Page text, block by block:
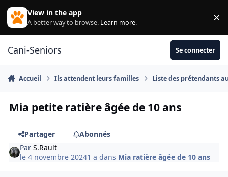
Aller au contenu
View in the app
A better way to browse. Learn more. ×
Cani-Seniors Se connecter
Accueil Ils attendent leurs familles Liste des prétendants
Mia petite ratière âgée de 10 ans
Partager
Abonnés
ParS.Rault
le 4 novembre 20241 a dans Mia ratière âgée de 10 ans